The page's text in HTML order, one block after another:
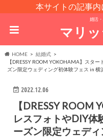
本サイトの記事
婚活
マリ
HOME
結婚式
【DRESSY ROOM YOKOHAMA】スタ
ズン限定ウェディング初体験フェス in 横
2022.12.06
【DRESSY ROOM
レスフォトやDIY体
ーズン限定ウェデ